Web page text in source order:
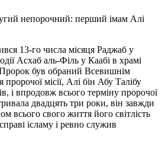
непорочний: перший імам Алі
13-го числа місяця Раджаб у
Асхаб аль-Філь у Каабі в храмі
був обраний Всевишнім
місії, Алі бін Абу Талібу
і впродовж всього терміну пророчої
двадцять три роки, він завжди
всього свого життя його світлість
ісламу і ревно служив